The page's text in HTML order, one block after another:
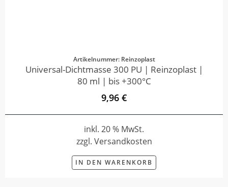
Artikelnummer: Reinzoplast
Universal-Dichtmasse 300 PU | Reinzoplast |
80 ml | bis +300°C
9,96 €
inkl. 20 % MwSt.
zzgl. Versandkosten
IN DEN WARENKORB